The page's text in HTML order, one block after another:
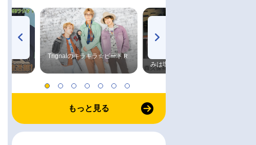
Trignalのキラキラ☆ビートＲ
みは塩だけ
もっと見る